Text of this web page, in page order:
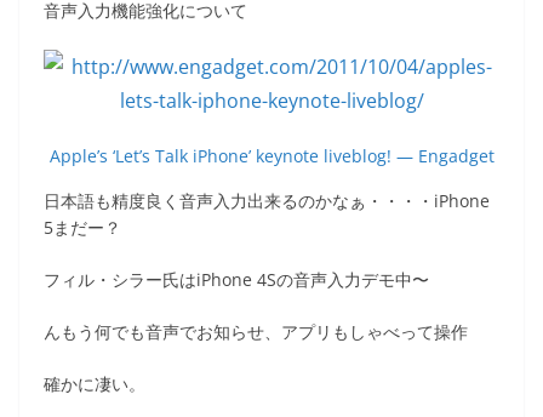
音声入力機能強化について
Apple’s ‘Let’s Talk iPhone’ keynote liveblog! — Engadget
日本語も精度良く音声入力出来るのかなぁ・・・・iPhone
5まだー？
フィル・シラー氏はiPhone 4Sの音声入力デモ中〜
んもう何でも音声でお知らせ、アプリもしゃべって操作
確かに凄い。